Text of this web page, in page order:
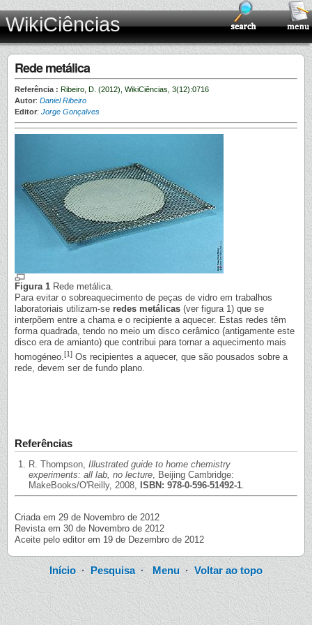
WikiCiências
Rede metálica
Referência : Ribeiro, D. (2012), WikiCiências, 3(12):0716
Autor: Daniel Ribeiro
Editor: Jorge Gonçalves
Figura 1 Rede metálica.
Para evitar o sobreaquecimento de peças de vidro em trabalhos
laboratoriais utilizam-se redes metálicas (ver figura 1) que se
interpõem entre a chama e o recipiente a aquecer. Estas redes têm
forma quadrada, tendo no meio um disco cerâmico (antigamente este
disco era de amianto) que contribui para tornar a aquecimento mais
homogéneo. [1] Os recipientes a aquecer, que são pousados sobre a
rede, devem ser de fundo plano.
Referências
R. Thompson, Illustrated guide to home chemistry
experiments: all lab, no lecture, Beijing Cambridge:
MakeBooks/O'Reilly, 2008, ISBN: 978-0-596-51492-1.
Criada em 29 de Novembro de 2012
Revista em 30 de Novembro de 2012
Aceite pelo editor em 19 de Dezembro de 2012
Início· Pesquisa·Menu·Voltar ao topo